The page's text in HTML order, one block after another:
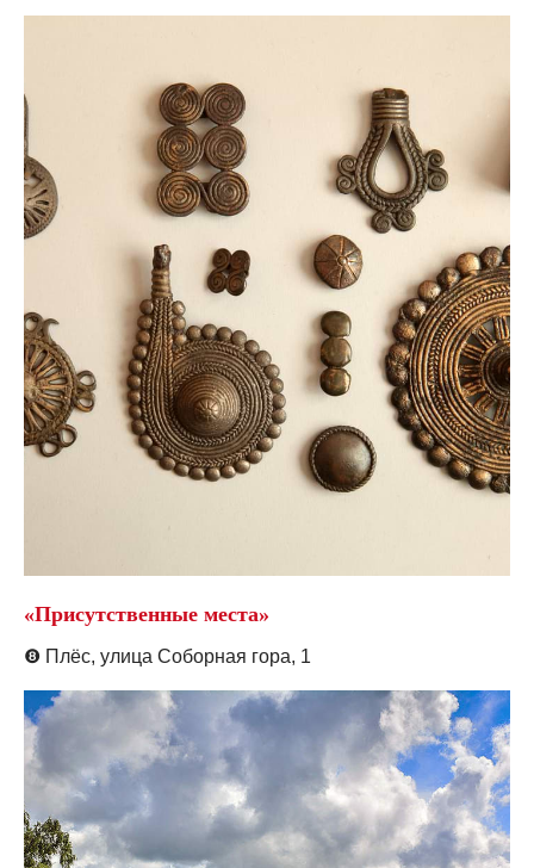
«Присутственные места»
❽ Плёс, улица Соборная гора, 1